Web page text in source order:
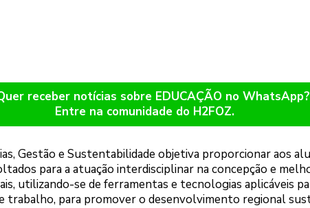
receber notícias sobre EDUCAÇÃO no WhatsApp?
Entre na comunidade do H2FOZ.
Gestão e Sustentabilidade objetiva proporcionar aos
para a atuação interdisciplinar na concepção e
utilizando-se de ferramentas e tecnologias aplicáveis
trabalho, para promover o desenvolvimento regional